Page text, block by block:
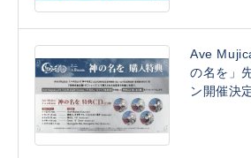
Ave
の名を」
ン開催決